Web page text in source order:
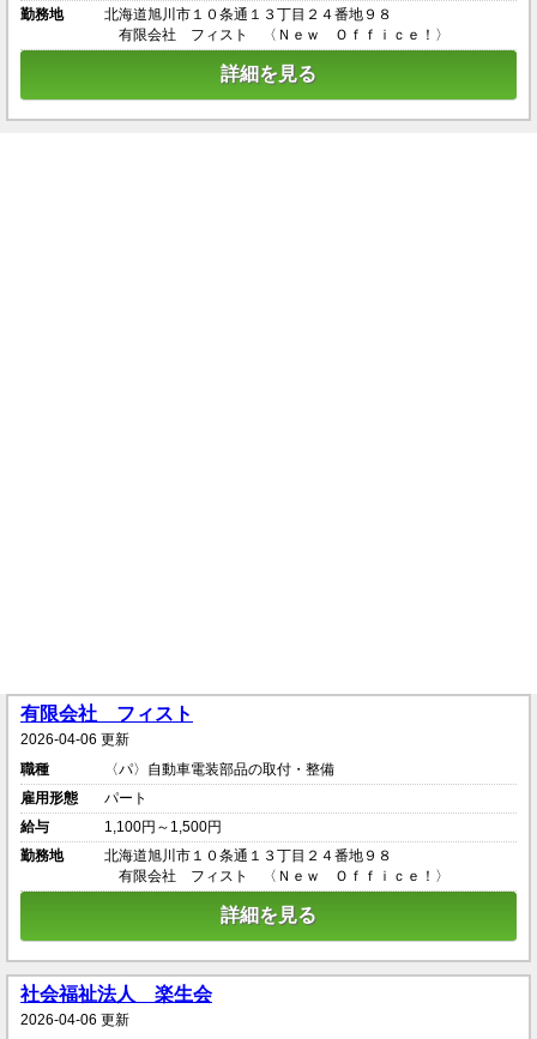
勤務地
北海道旭川市１０条通１３丁目２４番地９８
有限会社 フィスト 〈Ｎｅｗ Ｏｆｆｉｃｅ！〉
詳細を見る
有限会社 フィスト
2026-04-06 更新
職種
〈パ〉自動車電装部品の取付・整備
雇用形態
パート
給与
1,100円～1,500円
勤務地
北海道旭川市１０条通１３丁目２４番地９８
有限会社 フィスト 〈Ｎｅｗ Ｏｆｆｉｃｅ！〉
詳細を見る
社会福祉法人 楽生会
2026-04-06 更新